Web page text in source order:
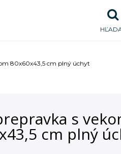
80x60x43,5 cm plný úchyt
s
cm plný